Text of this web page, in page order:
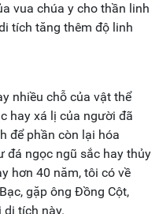
vua chúa y cho thần linh
tích tăng thêm độ linh
nhiều chỗ của vật thể
hay xá lị của người đã
để phần còn lại hóa
đá ngọc ngũ sắc hay thủy
hơn 40 năm, tôi có về
gặp ông Đồng Cột,
di tích này.